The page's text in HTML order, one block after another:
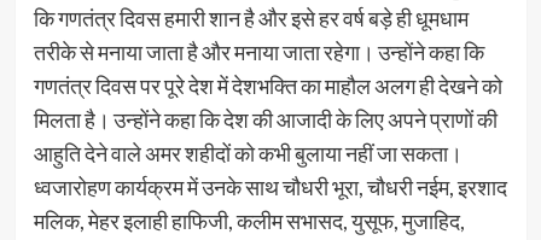
कि गणतंत्र दिवस हमारी शान है और इसे हर वर्ष बड़े ही धूमधाम
तरीके से मनाया जाता है और मनाया जाता रहेगा। उन्होंने कहा कि
गणतंत्र दिवस पर पूरे देश में देशभक्ति का माहौल अलग ही देखने को
मिलता है। उन्होंने कहा कि देश की आजादी के लिए अपने प्राणों की
आहुति देने वाले अमर शहीदों को कभी बुलाया नहीं जा सकता।
ध्वजारोहण कार्यक्रम में उनके साथ चौधरी भूरा, चौधरी नईम, इरशाद
मलिक, मेहर इलाही हाफिजी, कलीम सभासद, युसूफ, मुजाहिद,